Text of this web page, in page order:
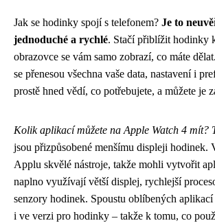
Jak se hodinky spojí s telefonem? Je to
jednoduché a rychlé. Stačí přiblížit hodinky
obrazovce se vám samo zobrazí, co máte
se přenesou všechna vaše data, nastavení i
prostě hned vědí, co potřebujete, a můžete je
Kolik aplikací můžete na Apple Watch 4 mít?
jsou přizpůsobené menšímu displeji hodinek.
Applu skvělé nástroje, takže mohli vytvořit
naplno využívají větší displej, rychlejší
senzory hodinek. Spoustu oblíbených
i ve verzi pro hodinky – takže k tomu, co